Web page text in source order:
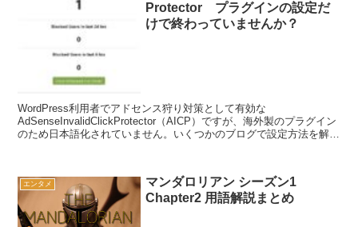
Protector プラグインの設定だ
けで終わっていませんか？
WordPress利用者でアドセンス狩り対策として有効な
AdSenseInvalidClickProtector（AICP）ですが、海外製のプラグイン
のため日本語化されていません。いくつかのブログで設定方法を解説
エンタメ
マンダロリアン シーズン1
Chapter2 用語解説まとめ